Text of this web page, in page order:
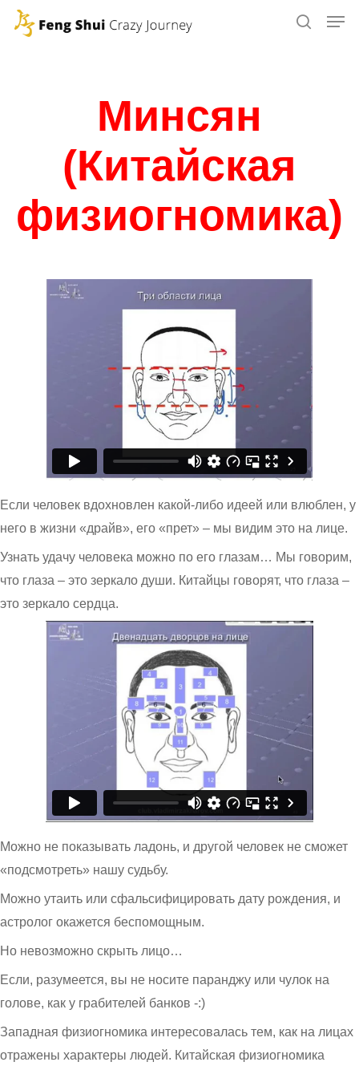
Skip
Минсян
(Китайская
физиогномика)
Если человек вдохновлен какой-либо идеей или влюблен, у
него в жизни «драйв», его «прет» – мы видим это на лице.
Узнать удачу человека можно по его глазам… Мы говорим,
что глаза – это зеркало души. Китайцы говорят, что глаза –
это зеркало сердца.
Можно не показывать ладонь, и другой человек не сможет
«подсмотреть» нашу судьбу.
Можно утаить или сфальсифицировать дату рождения, и
астролог окажется беспомощным.
Но невозможно скрыть лицо…
Если, разумеется, вы не носите паранджу или чулок на
голове, как у грабителей банков -:)
Западная физиогномика интересовалась тем, как на лицах
отражены характеры людей. Китайская физиогномика